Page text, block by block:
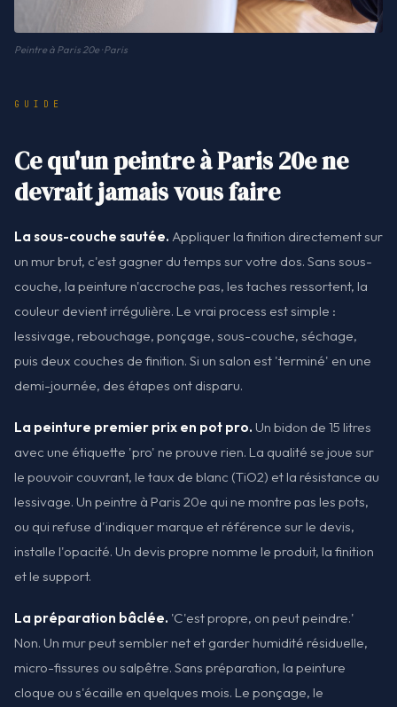
Peintre à Paris 20e · Paris
GUIDE
Ce qu'un peintre à Paris 20e ne
devrait jamais vous faire
La sous-couche sautée. Appliquer la finition directement sur
un mur brut, c'est gagner du temps sur votre dos. Sans sous-
couche, la peinture n'accroche pas, les taches ressortent, la
couleur devient irrégulière. Le vrai process est simple :
lessivage, rebouchage, ponçage, sous-couche, séchage,
puis deux couches de finition. Si un salon est 'terminé' en une
demi-journée, des étapes ont disparu.
La peinture premier prix en pot pro. Un bidon de 15 litres
avec une étiquette 'pro' ne prouve rien. La qualité se joue sur
le pouvoir couvrant, le taux de blanc (TiO2) et la résistance au
lessivage. Un peintre à Paris 20e qui ne montre pas les pots,
ou qui refuse d'indiquer marque et référence sur le devis,
installe l'opacité. Un devis propre nomme le produit, la finition
et le support.
La préparation bâclée. 'C'est propre, on peut peindre.'
Non. Un mur peut sembler net et garder humidité résiduelle,
micro-fissures ou salpêtre. Sans préparation, la peinture
cloque ou s'écaille en quelques mois. Le ponçage, le